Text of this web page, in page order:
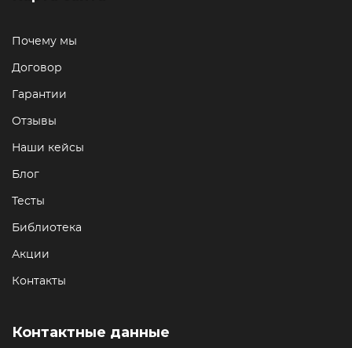
Почему мы
Договор
Гарантии
Отзывы
Наши кейсы
Блог
Тесты
Библиотека
Акции
Контакты
Контактные данные